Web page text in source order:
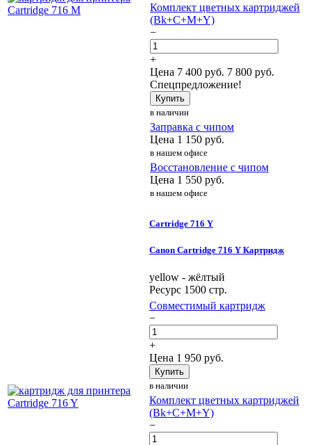
Комплект цветных картриджей
(Bk+C+M+Y)
−
+
Цена 7 400 руб. 7 800 руб.
Спецпредложение!
Купить
в наличии
Заправка с чипом
Цена 1 150 руб.
в нашем офисе
Восстановление с чипом
Цена 1 550 руб.
в нашем офисе
Cartridge 716 Y
Canon Cartridge 716 Y Картридж
yellow - жёлтый
Ресурс 1500 стр.
Совместимый картридж
−
+
Цена 1 950 руб.
Купить
в наличии
Комплект цветных картриджей
(Bk+C+M+Y)
−